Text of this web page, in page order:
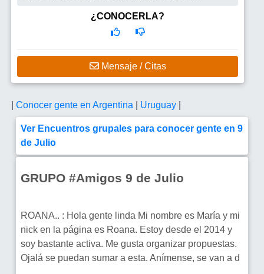
¿CONOCERLA?
Mensaje / Citas
Conocer gente en Argentina Uruguay
Ver Encuentros grupales para conocer gente en 9
de Julio
GRUPO #Amigos 9 de Julio
ROANA.. : Hola gente linda Mi nombre es María y mi
nick en la página es Roana. Estoy desde el 2014 y
soy bastante activa. Me gusta organizar propuestas.
Ojalá se puedan sumar a esta. Anímense, se van a d